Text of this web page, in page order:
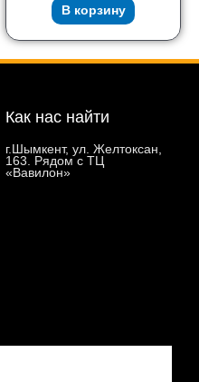
В корзину
Как нас найти
г.Шымкент, ул. Желтоксан,
163. Рядом с ТЦ
«Вавилон»